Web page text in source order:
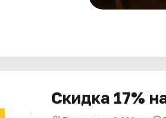
Скидка 17%